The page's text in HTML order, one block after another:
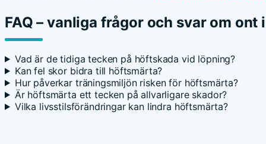
FAQ – vanliga frågor och svar om
Vad är de tidiga tecken på höftskada vid löpning?
Kan fel skor bidra till höftsmärta?
Hur påverkar träningsmiljön risken för höftsmärta?
Är höftsmärta ett tecken på allvarligare skador?
Vilka livsstilsförändringar kan lindra höftsmärta?